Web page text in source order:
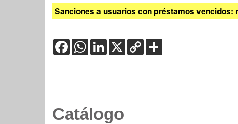
Sanciones a usuarios con préstamos
FacebookWhatsApp
LinkedIn
X Copy
Link
Catálogo